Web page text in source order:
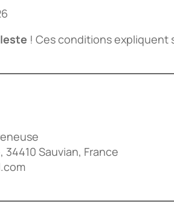
! Ces conditions
34410 Sauvian, France